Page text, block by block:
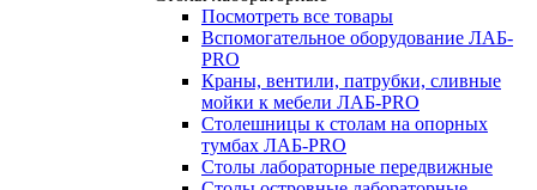
Посмотреть все товары
Вспомогательное оборудование ЛАБ-
PRO
Краны, вентили, патрубки, сливные
мойки к мебели ЛАБ-PRO
Столешницы к столам на опорных
тумбах ЛАБ-PRO
Столы лабораторные передвижные